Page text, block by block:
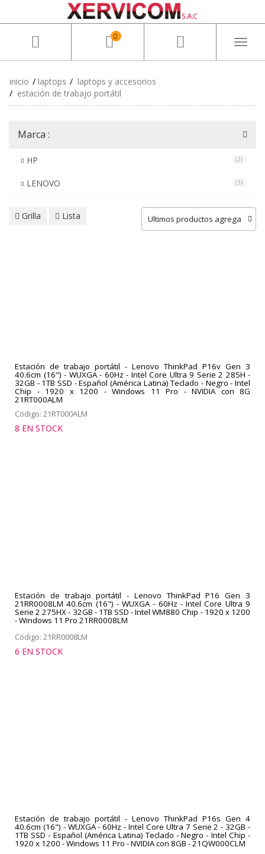
0
inicio laptops
laptops y accesorios
estación de trabajo portátil
Marca :
HP (2)
LENOVO (3)
Grilla Lista
Estación de trabajo portátil - Lenovo ThinkPad P16v Gen 3
40.6cm (16") - WUXGA - 60Hz - Intel Core Ultra 9 Serie 2 285H -
32GB - 1TB SSD - Español (América Latina) Teclado - Negro - Intel
Chip - 1920 x 1200 - Windows 11 Pro - NVIDIA con 8G
21RT000ALM
Código: 21RT000ALM
8 EN STOCK
Estación de trabajo portátil - Lenovo ThinkPad P16 Gen 3
21RR0008LM 40.6cm (16") - WUXGA - 60Hz - Intel Core Ultra 9
Serie 2 275HX - 32GB - 1TB SSD - Intel WM880 Chip - 1920 x 1200
- Windows 11 Pro 21RR0008LM
Código: 21RR0008LM
6 EN STOCK
Estación de trabajo portátil - Lenovo ThinkPad P16s Gen 4
40.6cm (16") - WUXGA - 60Hz - Intel Core Ultra 7 Serie 2 - 32GB -
1TB SSD - Español (América Latina) Teclado - Negro - Intel Chip -
1920 x 1200 - Windows 11 Pro - NVIDIA con 8GB - 21QW000CLM